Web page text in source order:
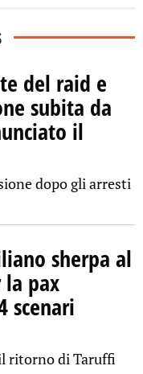
del raid e
subita da
il
dopo gli arresti
sherpa al
pax
scenari
ritorno di Taruffi